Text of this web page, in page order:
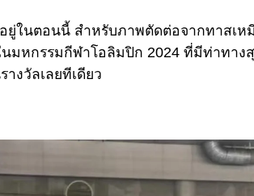
ในตอนนี้ สำหรับภาพตัดต่อจากทาสเห
มหกรรมกีฬาโอลิมปิก 2024 ที่มีท่าทาง
งวัลเลยทีเดียว